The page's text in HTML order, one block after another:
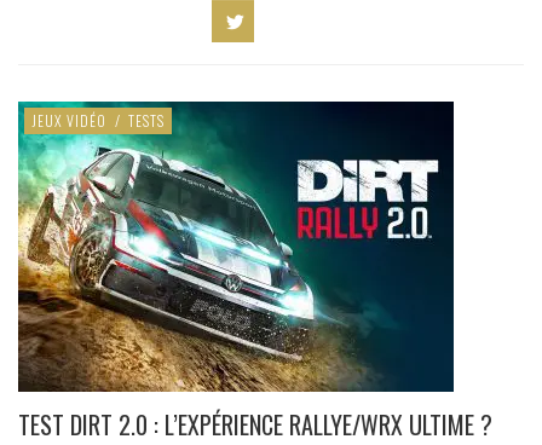
JEUX VIDÉO / TESTS
TEST DIRT 2.0 : L’EXPÉRIENCE RALLYE/WRX ULTIME ?